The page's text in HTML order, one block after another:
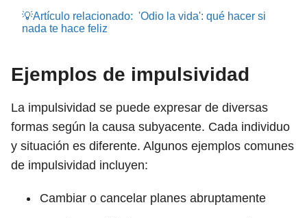
💡Artículo relacionado: 'Odio la vida': qué hacer si
nada te hace feliz
Ejemplos de impulsividad
La impulsividad se puede expresar de diversas
formas según la causa subyacente. Cada individuo
y situación es diferente. Algunos ejemplos comunes
de impulsividad incluyen:
Cambiar o cancelar planes abruptamente